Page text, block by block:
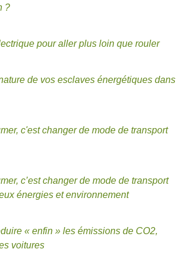
?
pour aller plus loin que rouler
de vos esclaves énergétiques dans
c'est changer de mode de transport
c’est changer de mode de transport
énergies et environnement
« enfin » les émissions de CO2,
voitures